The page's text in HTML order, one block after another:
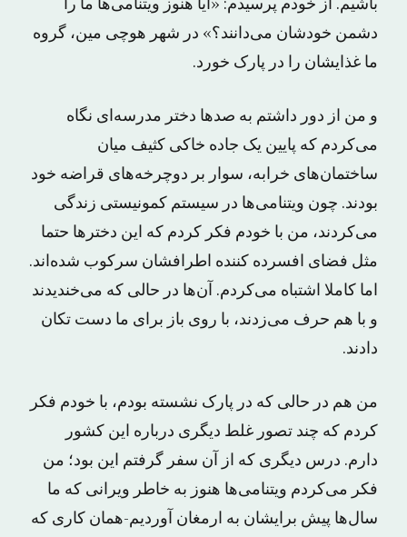
باشیم. از خودم پرسیدم: «آیا هنوز ویتنامی‌ها ما را
دشمن خودشان می‌دانند؟» در شهر هوچی مین، گروه
ما غذایشان را در پارک خورد.
و من از دور داشتم به صدها دختر مدرسه‌ای نگاه
می‌کردم که پایین یک جاده خاکی کثیف میان
ساختمان‌های خرابه، سوار بر دوچرخه‌های قراضه خود
بودند. چون ویتنامی‌ها در سیستم کمونیستی زندگی‌
می‌کردند، من با خودم فکر کردم که این دخترها حتما
مثل فضای افسرده کننده اطرافشان سرکوب شده‌اند.
اما کاملا اشتباه می‌کردم. آن‌ها در حالی که می‌خندیدند
و با هم حرف می‌زدند، با روی باز برای ما دست تکان
دادند.
من هم در حالی که در پارک نشسته بودم، با خودم فکر
کردم که چند تصور غلط دیگری درباره این کشور
دارم. درس دیگری که از آن سفر گرفتم این بود؛ من
فکر می‌کردم ویتنامی‌ها هنوز به خاطر ویرانی که ما
سال‌ها پیش برایشان به ارمغان آوردیم-همان کاری که